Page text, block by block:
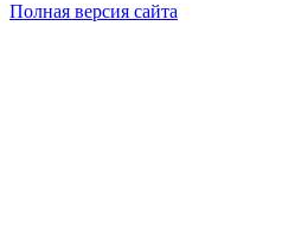
Полная версия сайта